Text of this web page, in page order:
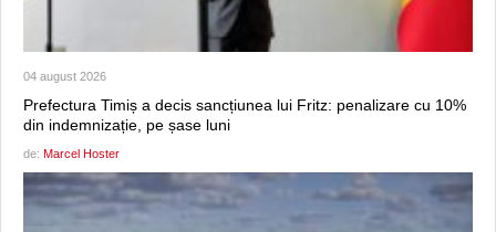
04 august 2026
Prefectura Timiș a decis sancțiunea lui Fritz: penalizare cu 10%
din indemnizație, pe șase luni
de: Marcel Hoster